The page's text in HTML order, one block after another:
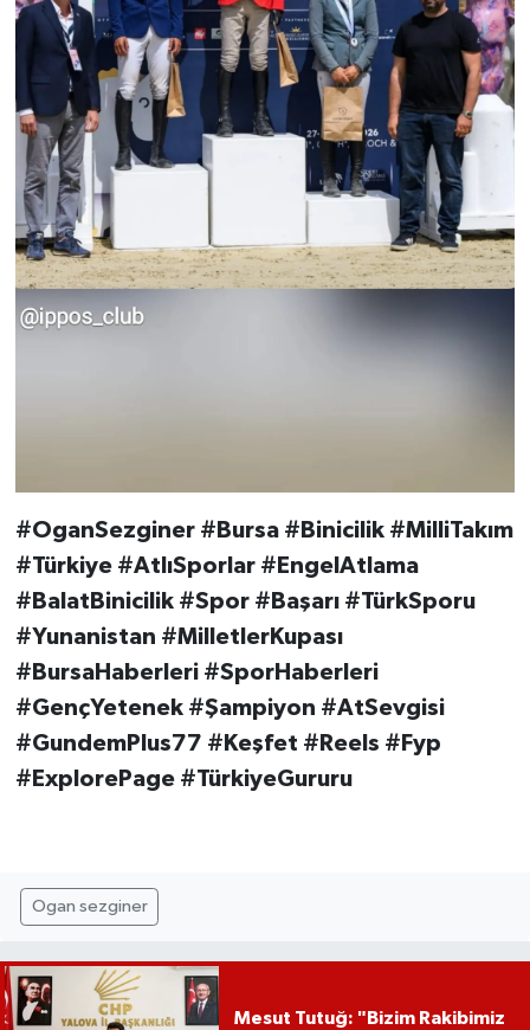
#OganSezginer #Bursa #Binicilik #MilliTakım
#Türkiye #AtlıSporlar #EngelAtlama
#BalatBinicilik #Spor #Başarı #TürkSporu
#Yunanistan #MilletlerKupası
#BursaHaberleri #SporHaberleri
#GençYetenek #Şampiyon #AtSevgisi
#GundemPlus77 #Keşfet #Reels #Fyp
#ExplorePage #TürkiyeGururu
Ogan sezginer
Mesut Tutuğ: "Bizim Rakibimiz